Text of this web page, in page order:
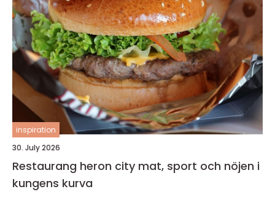
inspiration
30. July 2026
Restaurang heron city mat, sport och nöjen i
kungens kurva